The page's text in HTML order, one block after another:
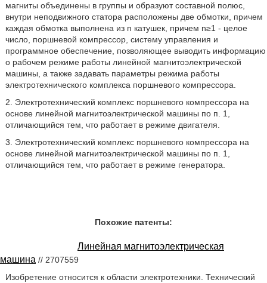
магниты объединены в группы и образуют составной полюс,
внутри неподвижного статора расположены две обмотки, причем
каждая обмотка выполнена из n катушек, причем n≥1 - целое
число, поршневой компрессор, систему управления и
программное обеспечение, позволяющее выводить информацию
о рабочем режиме работы линейной магнитоэлектрической
машины, а также задавать параметры режима работы
электротехнического комплекса поршневого компрессора.
2. Электротехнический комплекс поршневого компрессора на
основе линейной магнитоэлектрической машины по п. 1,
отличающийся тем, что работает в режиме двигателя.
3. Электротехнический комплекс поршневого компрессора на
основе линейной магнитоэлектрической машины по п. 1,
отличающийся тем, что работает в режиме генератора.
Похожие патенты:
Линейная магнитоэлектрическая
машина // 2707559
Изобретение относится к области электротехники. Технический